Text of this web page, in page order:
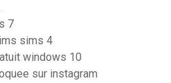
7
sims 4
windows 10
sur instagram